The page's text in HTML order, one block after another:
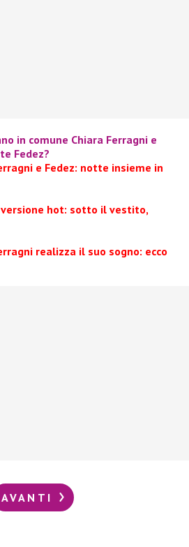
in comune Chiara Ferragni e
Fedez?
e Fedez: notte insieme in
versione hot: sotto il vestito,
realizza il suo sogno: ecco
AVANTI